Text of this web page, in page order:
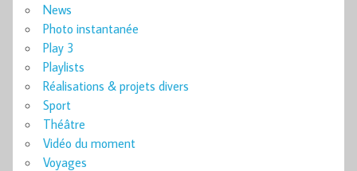
News
Photo instantanée
Play 3
Playlists
Réalisations & projets divers
Sport
Théâtre
Vidéo du moment
Voyages